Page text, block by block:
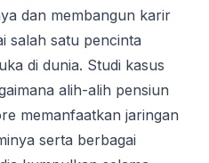
dan membangun karir
salah satu pencinta
di dunia. Studi kasus
alih-alih pensiun
memanfaatkan jaringan
serta berbagai